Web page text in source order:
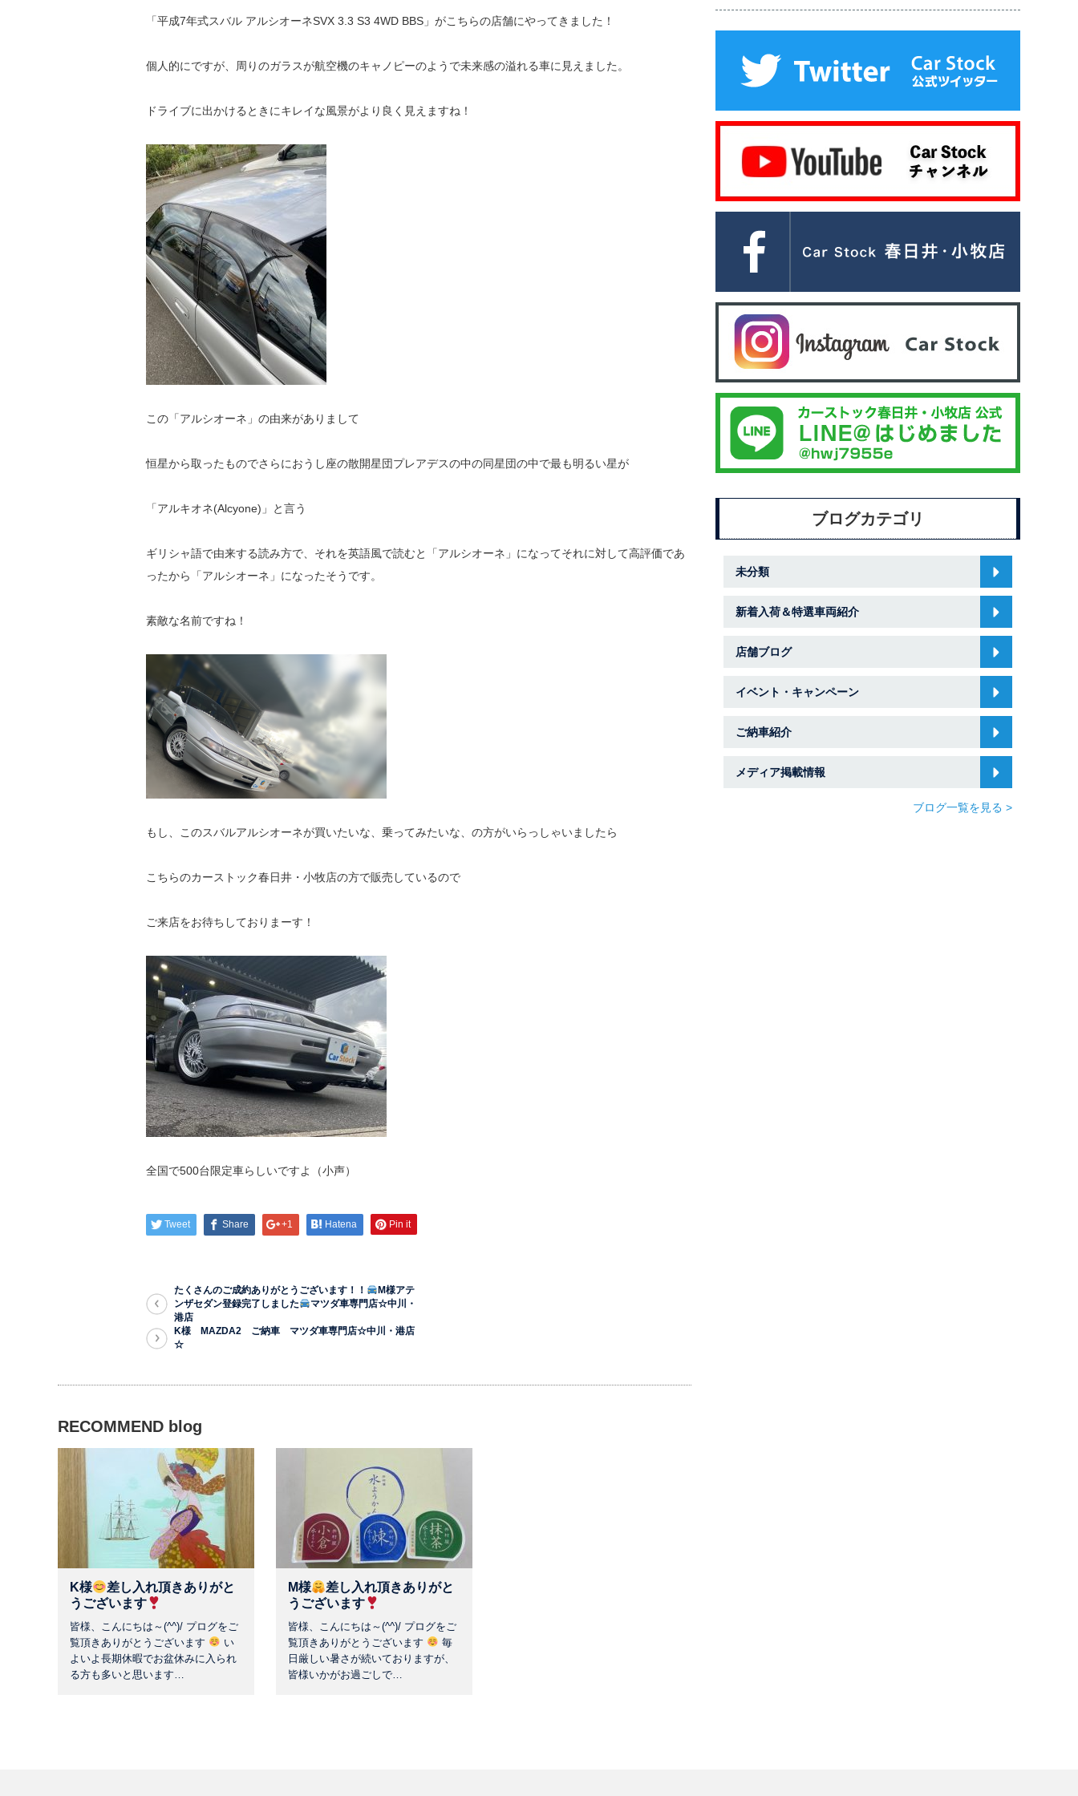
「平成7年式スバル アルシオーネSVX 3.3 S3 4WD BBS」がこちらの店舗にやってきました！
個人的にですが、周りのガラスが航空機のキャノピーのようで未来感の溢れる車に見えました。
ドライブに出かけるときにキレイな風景がより良く見えますね！
この「アルシオーネ」の由来がありまして
恒星から取ったものでさらにおうし座の散開星団プレアデスの中の同星団の中で最も明るい星が
「アルキオネ(Alcyone)」と言う
ギリシャ語で由来する読み方で、それを英語風で読むと「アルシオーネ」になってそれに対して高評価であ
ったから「アルシオーネ」になったそうです。
素敵な名前ですね！
もし、このスバルアルシオーネが買いたいな、乗ってみたいな、の方がいらっしゃいましたら
こちらのカーストック春日井・小牧店の方で販売しているので
ご来店をお待ちしておりまーす！
全国で500台限定車らしいですよ（小声）
Tweet Share +1 Hatena Pin it
たくさんのご成約ありがとうございます！！
M様アテ
ンザセダン登録完了しました
マツダ車専門店☆中川・
港店
K様 MAZDA2 ご納車 マツダ車専門店☆中川・港店
☆
RECOMMEND blog
K様
差し入れ頂きありがと
うございます
皆様、こんにちは～(^^)/ プログをご
覧頂きありがとうございます
い
よいよ長期休暇でお盆休みに入られ
る方も多いと思います…
M様
差し入れ頂きありがと
うございます
皆様、こんにちは～(^^)/ プログをご
覧頂きありがとうございます
毎
日厳しい暑さが続いておりますが、
皆様いかがお過ごしで…
ブログカテゴリ
未分類
新着入荷＆特選車両紹介
店舗ブログ
イベント・キャンペーン
ご納車紹介
メディア掲載情報
ブログ一覧を見る >